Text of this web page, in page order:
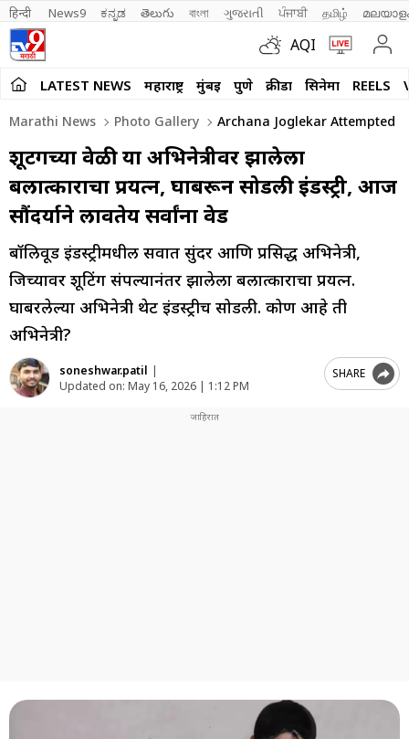
हिन्दी News9 ಕನ್ನಡ తెలుగు বাংলা ગુજરાતી ਪੰਜਾਬੀ தமிழ்
AQI
LATEST NEWS महाराष्ट्र मुंबई पुणे क्रीडा सिनेमा REELS
Marathi News Photo Gallery Archana Joglekar Attempted
शूटिंगच्या वेळी या अभिनेत्रीवर झालेला
बलात्काराचा प्रयत्न, घाबरून सोडली इंडस्ट्री, आज
सौंदर्याने लावतेय सर्वांना वेड
बॉलिवूड इंडस्ट्रीमधील सर्वात सुंदर आणि प्रसिद्ध अभिनेत्री,
जिच्यावर शूटिंग संपल्यानंतर झालेला बलात्काराचा प्रयत्न.
घाबरलेल्या अभिनेत्री थेट इंडस्ट्रीच सोडली. कोण आहे ती
अभिनेत्री?
soneshwar.patil |
Updated on: May 16, 2026 | 1:12 PM
SHARE